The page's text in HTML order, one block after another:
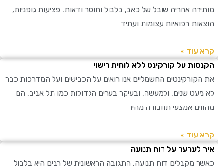
אחריה שובל של כאב, בלבול וחוסר ודאות. פציעות גופניות,
רפואיות עצומות ועתיד
»
על קורקינט ללא לוחית רישוי
החשמליים אנו רואים על הכבישים ועל המדרכות כבר
שנים, ולמעשה, ובעיקר בערים הגדולות כמו תל אביב, הם
אמצעי תחבורה מהיר
»
על דוח תנועה
מקבלים דוח תנועה, התגובה הראשונית של רבים היא בלבול